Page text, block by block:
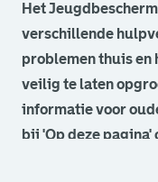
Het
verschillende
problemen thuis en
veilig te laten
informatie voor
bij 'Op deze